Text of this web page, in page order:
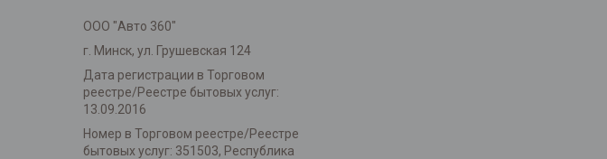
ООО "Авто 360"
г. Минск, ул. Грушевская 124
Дата регистрации в Торговом
реестре/Реестре бытовых услуг:
13.09.2016
Номер в Торговом реестре/Реестре
бытовых услуг: 351503, Республика